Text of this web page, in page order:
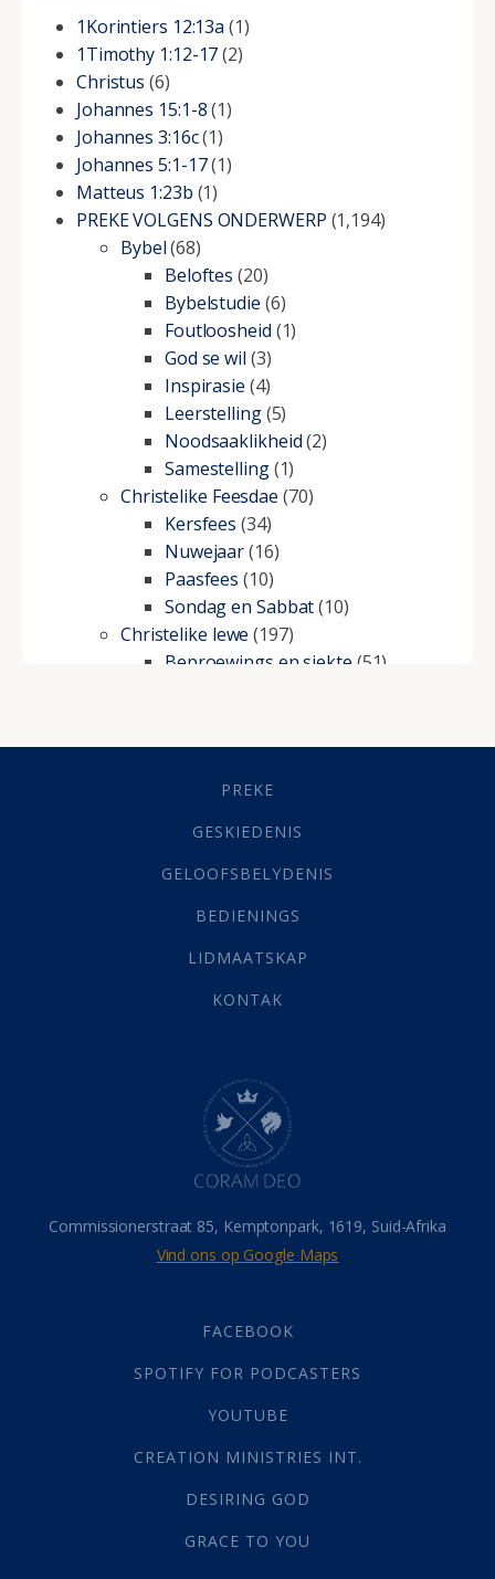
1Korintiers 12:13a (1)
1Timothy 1:12-17(2)
Christus (6)
Johannes 15:1-8(1)
Johannes 3:16c(1)
Johannes 5:1-17(1)
Matteus 1:23b (1)
PREKE VOLGENS ONDERWERP (1,194)
Bybel(68)
Beloftes (20)
Bybelstudie (6)
Foutloosheid (1)
God se wil (3)
Inspirasie (4)
Leerstelling(5)
Noodsaaklikheid(2)
Samestelling(1)
Christelike Feesdae (70)
Kersfees (34)
Nuwejaar(16)
Paasfees (10)
Sondag en Sabbat(10)
Christelike lewe (197)
Beproewings en siekte (51)
Geestelike Groei(10)
(21)
Grys Areas(4)
Lewensdoel(3)
Selfondersoek(1)
Werk(22)
(142)
Hemel (31)
Israel (14)
Millennium(1)
Oordeelsdag(19)
Verheerlikte liggaam
Wederkoms
(27)
Gebed(87)
Die Onse Vader(12)
God(392)
Afgode(23)
Almag(1)
Alomteenwoordig
Alwetendheid (1)
PREKE
GESKIEDENIS
GELOOFSBELYDENIS
BEDIENINGS
LIDMAATSKAP
KONTAK
Commissionerstraat 85, Kemptonpark, 1619, Suid-Afrika
Vind ons op Google Maps
FACEBOOK
SPOTIFY FOR PODCASTERS
YOUTUBE
CREATION MINISTRIES INT.
DESIRING GOD
GRACE TO YOU